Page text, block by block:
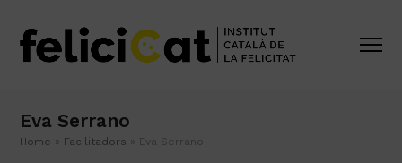
Eva Serrano
Home » Facilitadors » Eva Serrano